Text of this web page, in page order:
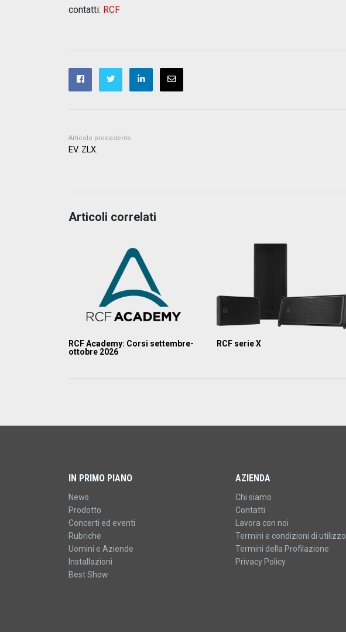
contatti: RCF
Articolo precedente
EV. ZLX.
Articoli correlati
RCF Academy: Corsi settembre-
ottobre 2026
RCF serie X
IN PRIMO PIANO
News
Prodotto
Concerti ed eventi
Rubriche
Uomini e Aziende
Installazioni
Best Show
AZIENDA
Chi siamo
Contatti
Lavora con noi
Termini e condizioni di utilizzo
Termini della Profilazione
Privacy Policy